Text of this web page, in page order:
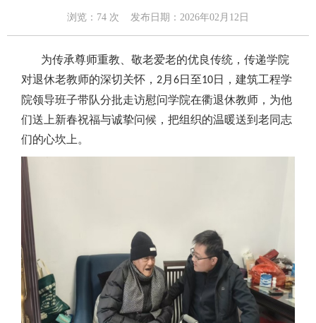
浏览： 74 次 发布日期：2026年02月12日
为传承尊师重教、敬老爱老的优良传统，传递学院
对退休老教师的深切关怀， 2月 6日至10日，建筑工程学
院领导班子带队分批走访慰问学院在衢退休教师，为他
们送上新春祝福与诚挚问候，把组织的温暖送到老同志
们的心坎上。